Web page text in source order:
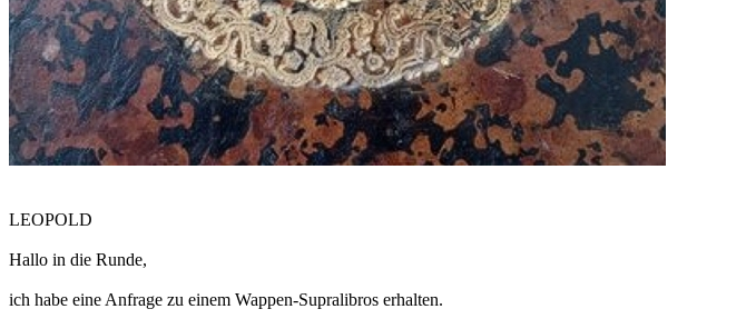
LEOPOLD
Hallo in die Runde,
ich habe eine Anfrage zu einem Wappen-Supralibros erhalten.